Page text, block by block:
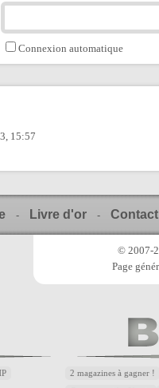
Connexion automatique
15:57
- Livre d'or - Contact
© 2007-
Page
2 magazines à gagner !